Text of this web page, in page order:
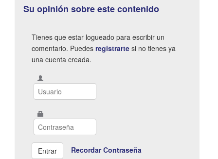
Su opinión sobre este contenido
Tienes que estar logueado para escribir un
comentario. Puedes registrarte si no tienes ya
una cuenta creada.
Recordar Contraseña